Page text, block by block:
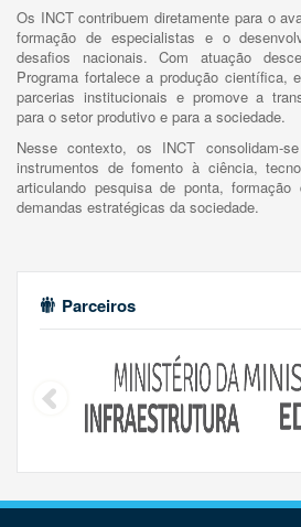
Os INCT contribuem diretamente para o
formação de especialistas e o
desafios nacionais. Com atuação
Programa fortalece a produção científica,
parcerias institucionais e promove a
para o setor produtivo e para a sociedade.
Nesse contexto, os INCT consolidam-
instrumentos de fomento à ciência,
articulando pesquisa de ponta,
demandas estratégicas da sociedade.
Parceiros